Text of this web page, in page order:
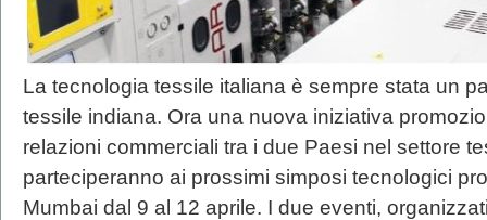
La tecnologia tessile italiana è sempre stata un
tessile indiana. Ora una nuova iniziativa
relazioni commerciali tra i due Paesi nel settore
parteciperanno ai prossimi simposi tecnologici
Mumbai dal 9 al 12 aprile. I due eventi,